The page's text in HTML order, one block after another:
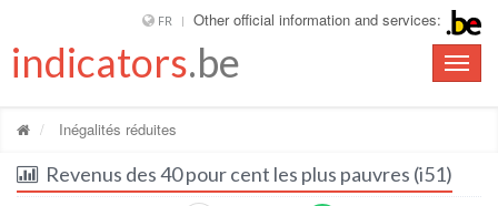
FR Other official information and services:
Toggle
indicators.be
Inégalités réduites
Revenus des 40 pour cent les plus pauvres (i51)